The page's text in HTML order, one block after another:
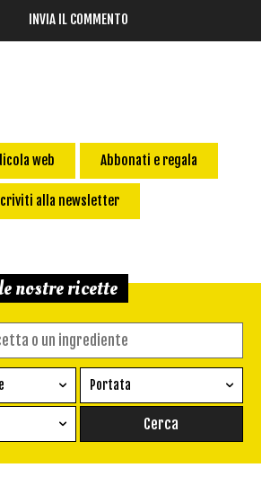
web Abbonati e regala
alla newsletter
nostre ricette
Portata
Conserva